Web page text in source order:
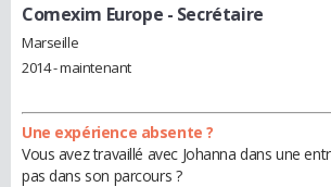
Comexim Europe - Secrétaire
Marseille
2014 - maintenant
Une expérience absente ?
Vous avez travaillé avec Johanna dans une
pas dans son parcours ?